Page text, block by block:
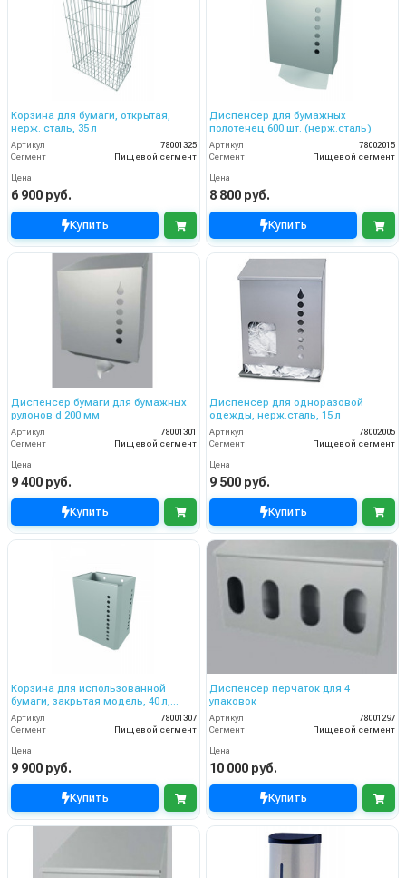
Корзина для бумаги, открытая,
нерж. сталь, 35 л
Артикул
78001325
Сегмент
Пищевой сегмент
Цена
6 900 руб.
Купить
Диспенсер для бумажных
полотенец 600 шт. (нерж.сталь)
Артикул
78002015
Сегмент
Пищевой сегмент
Цена
8 800 руб.
Купить
Диспенсер бумаги для бумажных
рулонов d 200 мм
Артикул
78001301
Сегмент
Пищевой сегмент
Цена
9 400 руб.
Купить
Диспенсер для одноразовой
одежды, нерж.сталь, 15 л
Артикул
78002005
Сегмент
Пищевой сегмент
Цена
9 500 руб.
Купить
Корзина для использованной
бумаги, закрытая модель, 40 л,
нерж.сталь
Артикул
78001307
Сегмент
Пищевой сегмент
Цена
9 900 руб.
Купить
Диспенсер перчаток для 4
упаковок
Артикул
78001297
Сегмент
Пищевой сегмент
Цена
10 000 руб.
Купить